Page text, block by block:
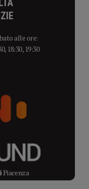
alle ore:
18:30, 19:30
Piacenza